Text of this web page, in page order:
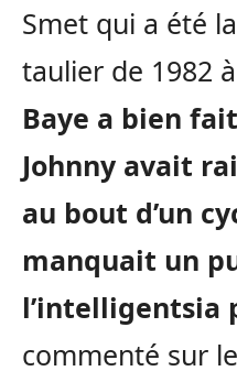
Smet qui a été
taulier de 1982
Baye a bien
Johnny avait
au bout d’un
manquait un
l’intelligentsia
commenté sur